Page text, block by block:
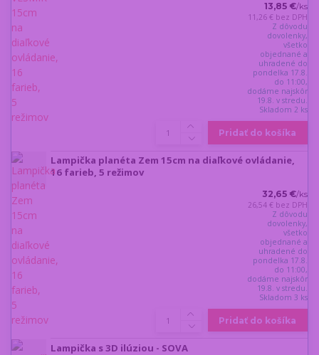
13,85 €/ks
11,26 € bez DPH
Z dôvodu
dovolenky,
všetko
objednané a
uhradené do
pondelka 17.8.
do 11:00,
dodáme najskôr
19.8. v stredu.
Skladom 2 ks
Pridať do košíka
Lampička planéta Zem 15cm na diaľkové ovládanie,
16 farieb, 5 režimov
32,65 €/ks
26,54 € bez DPH
Z dôvodu
dovolenky,
všetko
objednané a
uhradené do
pondelka 17.8.
do 11:00,
dodáme najskôr
19.8. v stredu.
Skladom 3 ks
Pridať do košíka
Lampička s 3D ilúziou - SOVA